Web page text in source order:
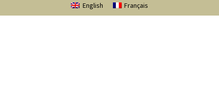
English Français